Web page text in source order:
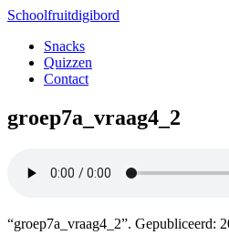
Schoolfruitdigibord
Snacks
Quizzen
Contact
groep7a_vraag4_2
“groep7a_vraag4_2”. Gepubliceerd: